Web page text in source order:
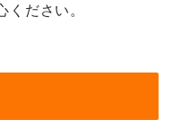
ください。